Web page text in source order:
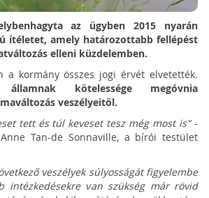
az ügyben 2015 nyarán
ítéletet, amely határozottabb fellépést
elleni küzdelemben.
a kormány összes jogi érvét elvetették.
kötelessége megóvnia
veszélyeitől.
tett és túl keveset tesz még most is"-
Tan-de Sonnaville, a bírói testület
veszélyek súlyosságát figyelembe
intézkedésekre van szükség már rövid